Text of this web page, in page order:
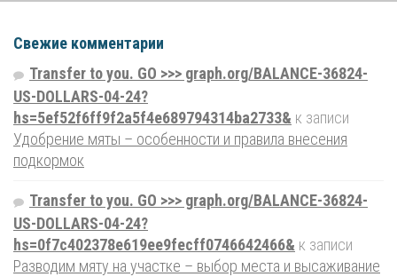
Свежие комментарии
Transfer to you. GO >>> graph.org/BALANCE-36824-
US-DOLLARS-04-24?
hs=5ef52f6ff9f2a5f4e689794314ba2733& к записи
Удобрение мяты – особенности и правила внесения
подкормок
Transfer to you. GO >>> graph.org/BALANCE-36824-
US-DOLLARS-04-24?
hs=0f7c402378e619ee9fecff0746642466& к записи
Разводим мяту на участке – выбор места и высаживание